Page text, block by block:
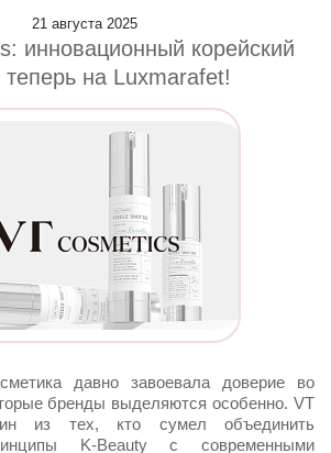
21 августа 2025
инновационный корейский
теперь на Luxmarafet!
давно завоевала доверие во
бренды выделяются особенно. VT
из тех, кто сумел объединить
K-Beauty с современными